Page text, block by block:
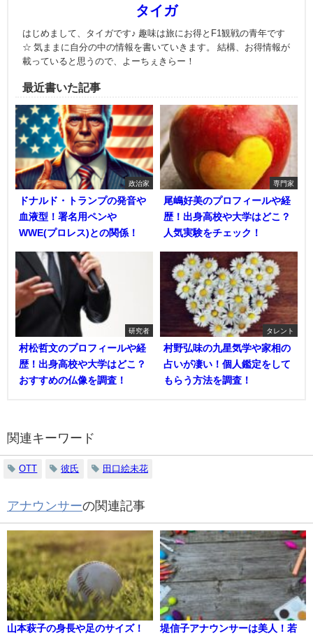
タイガ
はじめまして、タイガです♪ 趣味は旅にお得とF1観戦の青年です
☆ 気ままに自分の中の情報を書いていきます。 結構、お得情報が
載っていると思うので、よーちぇきらー！
最近書いた記事
政治家
ドナルド・トランプの発音や
血液型！署名用ペンや
WWE(プロレス)との関係！
専門家
尾嶋好美のプロフィールや経
歴！出身高校や大学はどこ？
人気実験をチェック！
研究者
村松哲文のプロフィールや経
歴！出身高校や大学はどこ？
おすすめの仏像を調査！
タレント
村野弘味の九星気学や家相の
占いが凄い！個人鑑定をして
もらう方法を調査！
関連キーワード
OTT 彼氏 田口絵未花
アナウンサーの関連記事
山本萩子の身長や足のサイズ！
堤信子アナウンサーは美人！若